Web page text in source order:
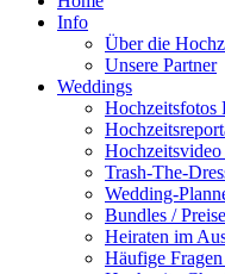
Info
Über die
Unsere Partner
Weddings
Hochzeitsfotos
Trash-The-
Wedding-
Bundles / Preise
Heiraten im
Häufige